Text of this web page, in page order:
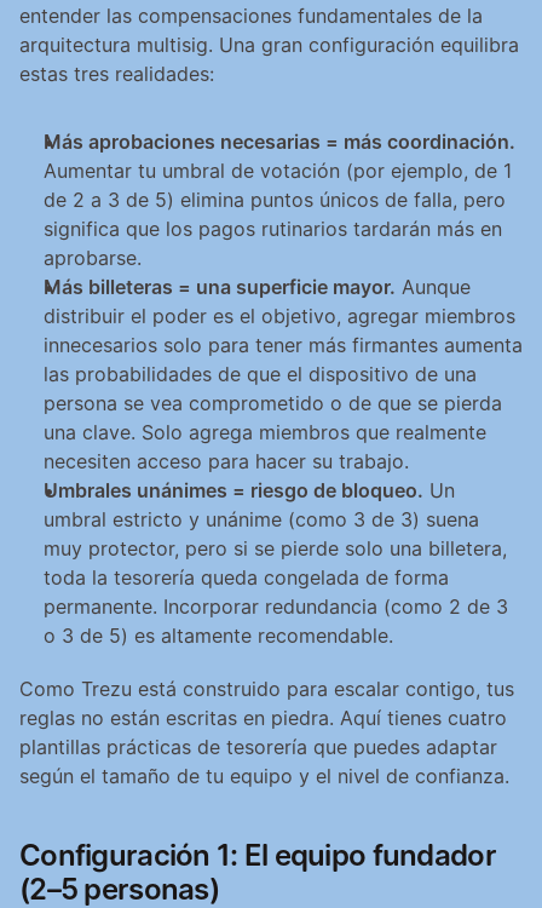
entender las compensaciones fundamentales de la
arquitectura multisig. Una gran configuración equilibra
estas tres realidades:
Más aprobaciones necesarias = más coordinación.
Aumentar tu umbral de votación (por ejemplo, de 1
de 2 a 3 de 5) elimina puntos únicos de falla, pero
significa que los pagos rutinarios tardarán más en
aprobarse.
Más billeteras = una superficie mayor. Aunque
distribuir el poder es el objetivo, agregar miembros
innecesarios solo para tener más firmantes aumenta
las probabilidades de que el dispositivo de una
persona se vea comprometido o de que se pierda
una clave. Solo agrega miembros que realmente
necesiten acceso para hacer su trabajo.
Umbrales unánimes = riesgo de bloqueo. Un
umbral estricto y unánime (como 3 de 3) suena
muy protector, pero si se pierde solo una billetera,
toda la tesorería queda congelada de forma
permanente. Incorporar redundancia (como 2 de 3
o 3 de 5) es altamente recomendable.
Como Trezu está construido para escalar contigo, tus
reglas no están escritas en piedra. Aquí tienes cuatro
plantillas prácticas de tesorería que puedes adaptar
según el tamaño de tu equipo y el nivel de confianza.
Configuración 1: El equipo fundador
(2–5 personas)